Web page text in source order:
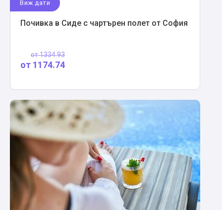
Виж дати
Почивка в Сиде с чартърен полет от София
от1334.93
от 1174.74